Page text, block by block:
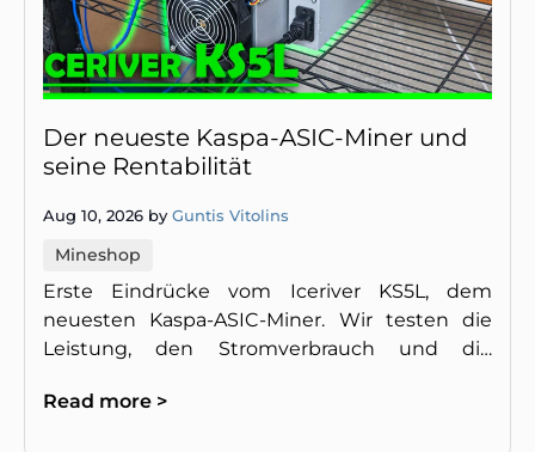
Der neueste Kaspa-ASIC-Miner und
seine Rentabilität
Aug 10, 2026 by Guntis Vitolins
Mineshop
Erste Eindrücke vom Iceriver KS5L, dem
neuesten Kaspa-ASIC-Miner. Wir testen die
Leistung, den Stromverbrauch und die
Read more >